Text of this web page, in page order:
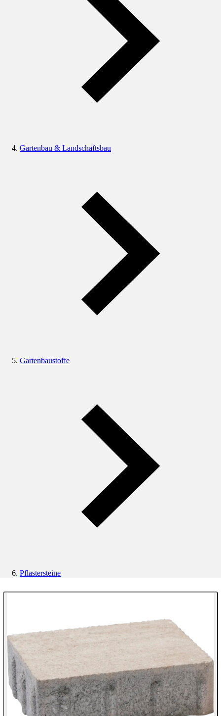
Gartenbau & Landschaftsbau
Gartenbaustoffe
Pflastersteine